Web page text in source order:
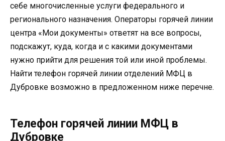
себе многочисленные услуги федерального и
регионального назначения. Операторы горячей линии
центра «Мои документы» ответят на все вопросы,
подскажут, куда, когда и с какими документами
нужно прийти для решения той или иной проблемы.
Найти телефон горячей линии отделений МФЦ в
Дубровке возможно в предложенном ниже перечне.
Телефон горячей линии МФЦ в
Дубровке